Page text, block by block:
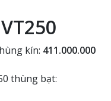
kín: 411.000.000
thùng bạt: